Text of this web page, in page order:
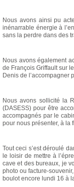
Nous avons ainsi pu
inénarrable énergie à
sans la perdre dans des
Nous avons également
de François Griffault sur
Denis de l’accompagner
Nous avons sollicité la
(DASESS) pour être
accompagnés par le
pour nous présenter, à la
Tout ceci s’est déroulé
le loisir de mettre à
cave et des bureaux, je
photo ou facture-
boulot encore lundi 16 à